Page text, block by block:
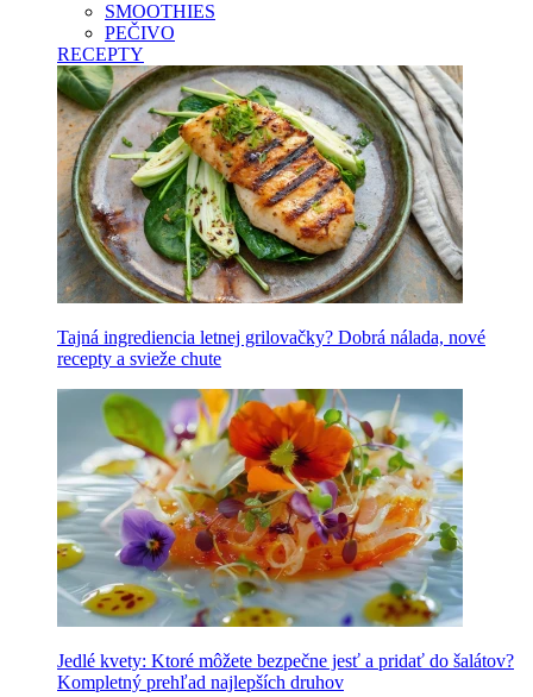
SMOOTHIES
PEČIVO
RECEPTY
Tajná ingrediencia letnej grilovačky? Dobrá nálada, nové
recepty a svieže chute
Jedlé kvety: Ktoré môžete bezpečne jesť a pridať do šalátov?
Kompletný prehľad najlepších druhov